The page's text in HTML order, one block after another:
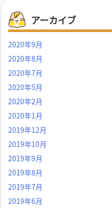
アーカイブ
2020年9月
2020年8月
2020年7月
2020年5月
2020年2月
2020年1月
2019年12月
2019年10月
2019年9月
2019年8月
2019年7月
2019年6月